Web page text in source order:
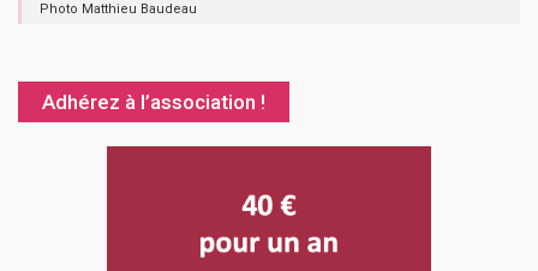
Photo Matthieu Baudeau
Adhérez à l’association !